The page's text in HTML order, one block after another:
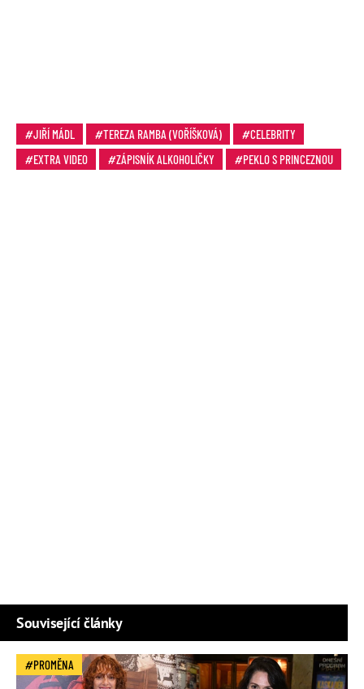
JIŘÍ MÁDL TEREZA RAMBA (VOŘÍŠKOVÁ)
CELEBRITY
EXTRA VIDEO
ZÁPISNÍK ALKOHOLIČKY PEKLO S PRINCEZNOU
Související články
PROMĚNA